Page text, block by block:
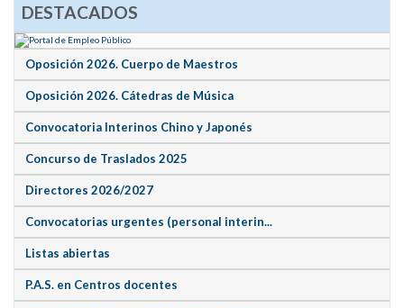
DESTACADOS
Oposición 2026. Cuerpo de Maestros
Oposición 2026. Cátedras de Música
Convocatoria Interinos Chino y Japonés
Concurso de Traslados 2025
Directores 2026/2027
Convocatorias urgentes (personal interin...
Listas abiertas
P.A.S. en Centros docentes